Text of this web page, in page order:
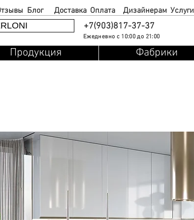
Доставка
Блог Оплата Дизайнерам Услуги
+7(903)817-37-37
Ежедневно с 10:00 до 21:00
Продукция Фабрики